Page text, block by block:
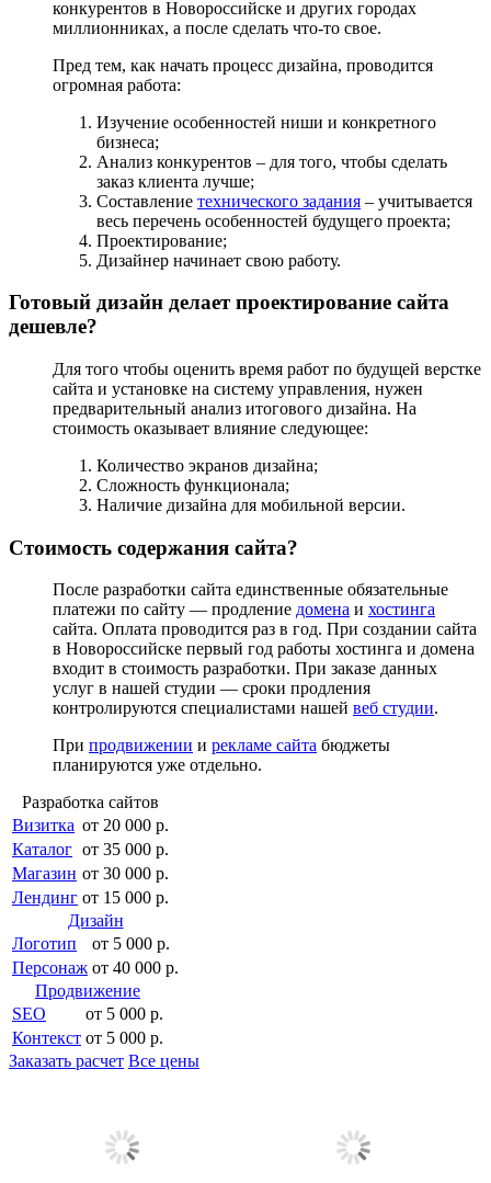
конкурентов в Новороссийске и других городах
миллионниках, а после сделать что-то свое.
Пред тем, как начать процесс дизайна, проводится
огромная работа:
Изучение особенностей ниши и конкретного
бизнеса;
Анализ конкурентов – для того, чтобы сделать
заказ клиента лучше;
Составление технического задания – учитывается
весь перечень особенностей будущего проекта;
Проектирование;
Дизайнер начинает свою работу.
Готовый дизайн делает проектирование сайта
дешевле?
Для того чтобы оценить время работ по будущей верстке
сайта и установке на систему управления, нужен
предварительный анализ итогового дизайна. На
стоимость оказывает влияние следующее:
Количество экранов дизайна;
Сложность функционала;
Наличие дизайна для мобильной версии.
Стоимость содержания сайта?
После разработки сайта единственные обязательные
платежи по сайту — продление домена и хостинга
сайта. Оплата проводится раз в год. При создании сайта
в Новороссийске первый год работы хостинга и домена
входит в стоимость разработки. При заказе данных
услуг в нашей студии — сроки продления
контролируются специалистами нашей веб студии.
При продвижении и рекламе сайта бюджеты
планируются уже отдельно.
Разработка сайтов
Визитка от 20 000 р.
Каталог от 35 000 р.
Магазин от 30 000 р.
Лендинг от 15 000 р.
Дизайн
Логотип
от 5 000 р.
Персонаж от 40 000 р.
Продвижение
SEO
от 5 000 р.
Контекст от 5 000 р.
Заказать расчет Все цены